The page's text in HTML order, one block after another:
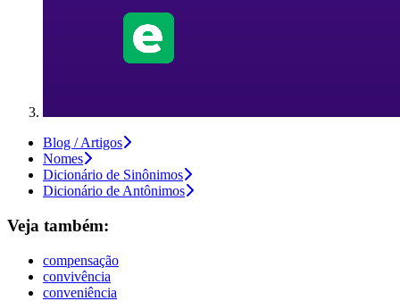
Blog / Artigos
Nomes
Dicionário de Sinônimos
Dicionário de Antônimos
Veja também:
compensação
convivência
conveniência